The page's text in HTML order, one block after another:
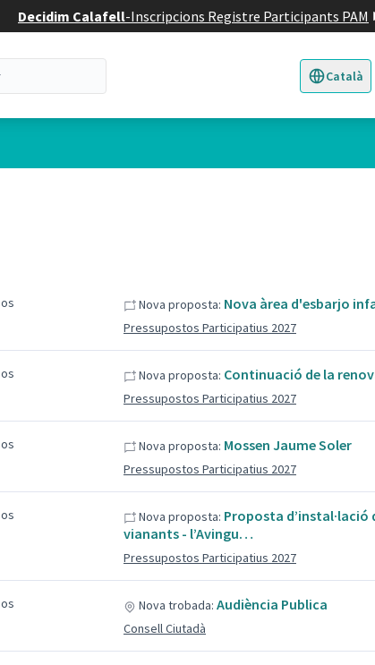
Decidim Calafell-Inscripcions Registre Participants PAM
Català
Triar la
Nova proposta: Nova àrea d'esbarjo
Pressupostos Participatius 2027
Nova proposta: Continuació de la
Pressupostos Participatius 2027
Nova proposta: Mossen Jaume Soler
Pressupostos Participatius 2027
Nova proposta: Proposta d’instal·lació
vianants - l’Avingu…
Pressupostos Participatius 2027
Nova trobada: Audiència Publica
Consell Ciutadà